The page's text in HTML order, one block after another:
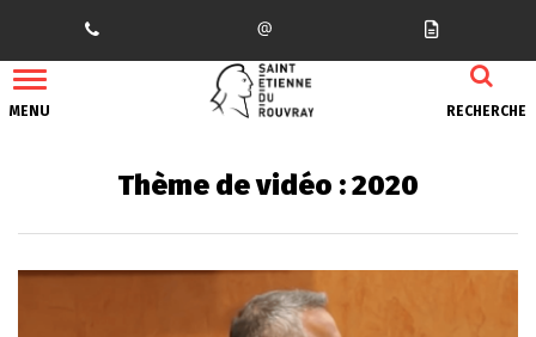
MENU RECHERCHE
Thème de vidéo :2020